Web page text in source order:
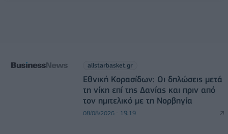
allstarbasket.gr
Εθνική Κορασίδων: Οι δηλώσεις μετά
τη νίκη επί της Δανίας και πριν από
τον ημιτελικό με τη Νορβηγία
08/08/2026 - 19:19